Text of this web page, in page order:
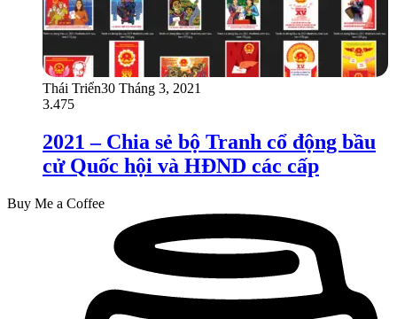
Thái Triển30 Tháng 3, 2021
3.475
2021 – Chia sẻ bộ Tranh cổ động bầu
cử Quốc hội và HĐND các cấp
Buy Me a Coffee